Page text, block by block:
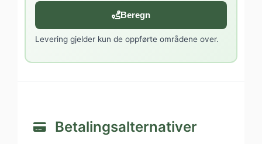
Beregn
Levering gjelder kun de oppførte områdene over.
Betalingsalternativer